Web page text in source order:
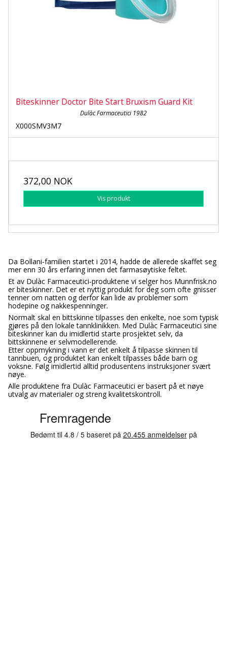
Biteskinner Doctor Bite Start Bruxism Guard Kit
Dulàc Farmaceutici 1982
X000SMV3M7
372,00 NOK
Vis produkt
Da Bollani-familien startet i 2014, hadde de allerede skaffet seg
mer enn 30 års erfaring innen det farmasøytiske feltet.
Et av Dulàc Farmaceutici-produktene vi selger hos Munnfrisk.no
er biteskinner. Det er et nyttig produkt for deg som ofte gnisser
tenner om natten og derfor kan lide av problemer som
hodepine og nakkespenninger.
Normalt skal en bittskinne tilpasses den enkelte, noe som typisk
gjøres på den lokale tannklinikken. Med Dulàc Farmaceutici sine
biteskinner kan du imidlertid starte prosjektet selv, da
bittskinnene er selvmodellerende.
Etter oppmykning i vann er det enkelt å tilpasse skinnen til
tannbuen, og produktet kan enkelt tilpasses både barn og
voksne. Følg imidlertid alltid produsentens instruksjoner svært
nøye.
Alle produktene fra Dulàc Farmaceutici er basert på et nøye
utvalg av materialer og streng kvalitetskontroll.